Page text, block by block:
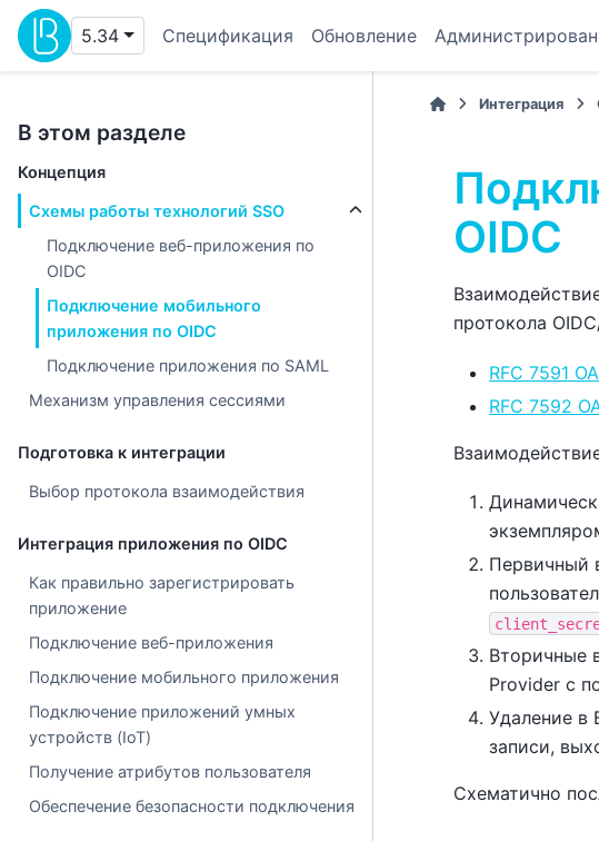
5.34 Спецификация Обновление
В этом разделе
Концепция
Схемы работы технологий SSO
Подключение веб-приложения по
OIDC
Подключение мобильного
приложения по OIDC
Подключение приложения по SAML
Механизм управления сессиями
Подготовка к интеграции
Выбор протокола взаимодействия
Интеграция приложения по OIDC
Как правильно зарегистрировать
приложение
Подключение веб-приложения
Подключение мобильного приложения
Подключение приложений умных
устройств (IoT)
Получение атрибутов пользователя
Обеспечение безопасности подключения
Интеграция
OIDC
протокола
RFC 7591
RFC 7592
Первичный
Вторичные
Provider с
Удаление в
записи,
Схематично